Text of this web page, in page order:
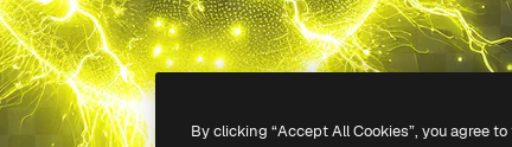
Company S.L.U.Alle Rechte vorbehalten.
By clicking “Accept All Cookies”, you agree